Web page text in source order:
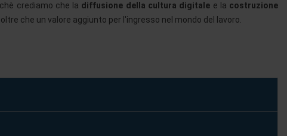
crediamo che la diffusione della cultura digitale e la costruzione
che un valore aggiunto per l'ingresso nel mondo del lavoro.